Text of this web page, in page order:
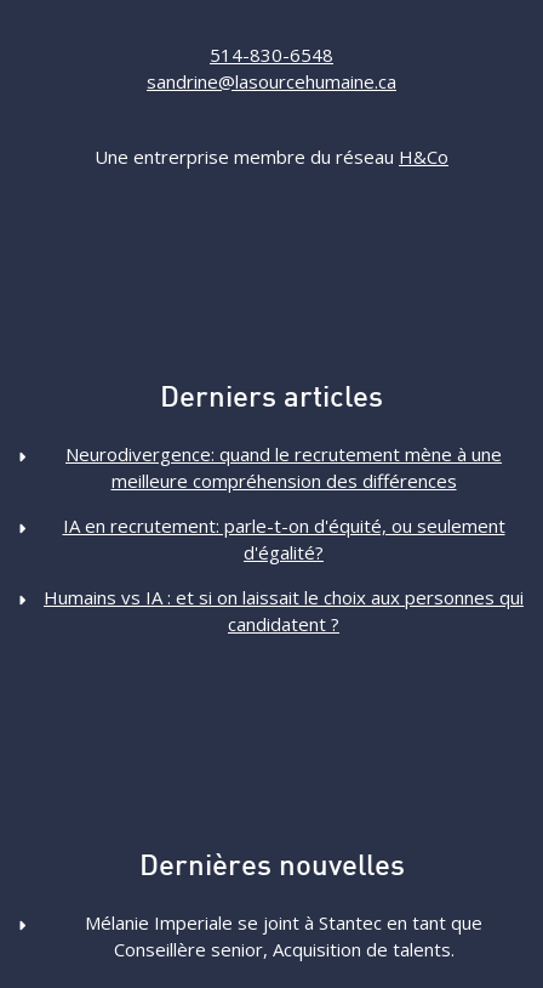
514-830-6548
sandrine@lasourcehumaine.ca
Une entrerprise membre du réseau H&Co
Derniers articles
Neurodivergence: quand le recrutement mène à une
meilleure compréhension des différences
IA en recrutement: parle-t-on d'équité, ou seulement
d'égalité?
Humains vs IA : et si on laissait le choix aux personnes qui
candidatent ?
Dernières nouvelles
Mélanie Imperiale se joint à Stantec en tant que
Conseillère senior, Acquisition de talents.